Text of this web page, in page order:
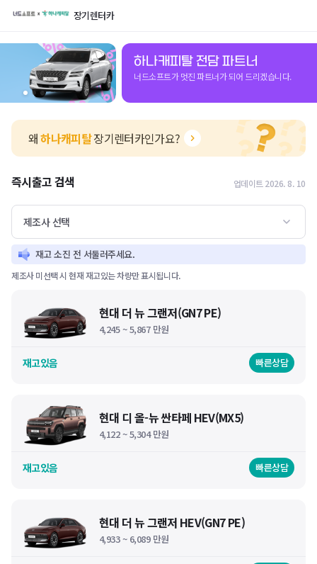
장기렌터카
하나캐피탈 전담 파트너
너드소프트가 멋진 파트너가 되어 드리겠습니다.
왜하나캐피탈장기렌터카인가요?
즉시출고 검색 업데이트 2026. 8. 10
제조사 선택
재고 소진 전 서둘러주세요.
제조사 미선택 시 현재 재고있는 차량만 표시됩니다.
현대 더 뉴 그랜저(GN7 PE)
4,245 ~ 5,867 만원
재고있음 빠른상담
현대 디 올-뉴 싼타페 HEV(MX5)
4,122 ~ 5,304 만원
재고있음 빠른상담
현대 더 뉴 그랜저 HEV(GN7 PE)
4,933 ~ 6,089 만원